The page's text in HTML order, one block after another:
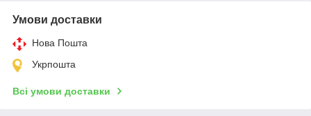
Умови доставки
Нова Пошта
Укрпошта
Всі умови доставки